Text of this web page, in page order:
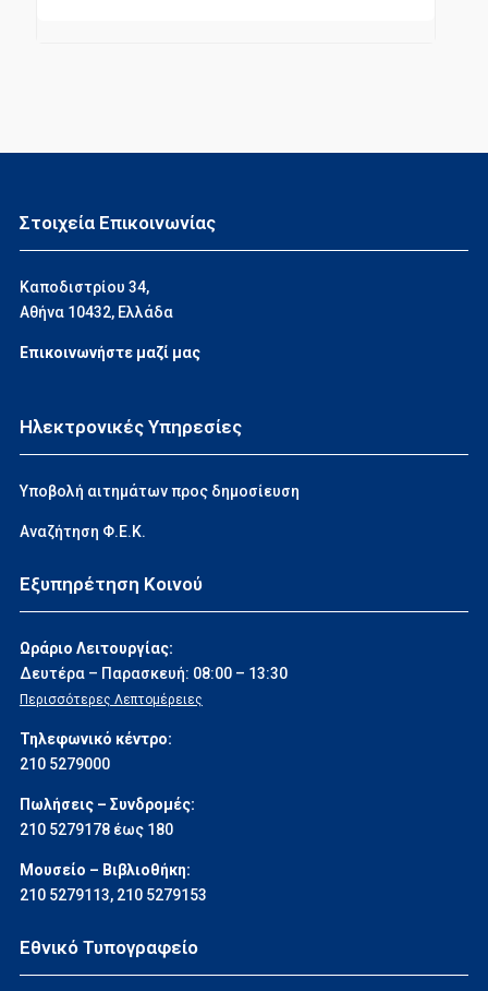
Στοιχεία Επικοινωνίας
Καποδιστρίου 34,
Αθήνα 10432, Ελλάδα
Επικοινωνήστε μαζί μας
Ηλεκτρονικές Υπηρεσίες
Υποβολή αιτημάτων προς δημοσίευση
Αναζήτηση Φ.Ε.Κ.
Εξυπηρέτηση Κοινού
Ωράριο Λειτουργίας:
Δευτέρα – Παρασκευή: 08:00 – 13:30
Περισσότερες Λεπτομέρειες
Τηλεφωνικό κέντρο:
210 5279000
Πωλήσεις – Συνδρομές:
210 5279178 έως 180
Μουσείο – Βιβλιοθήκη:
210 5279113, 210 5279153
Εθνικό Τυπογραφείο